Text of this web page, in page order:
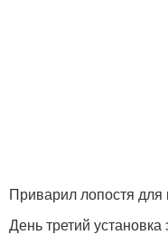
Приварил лопостя
День третий установка